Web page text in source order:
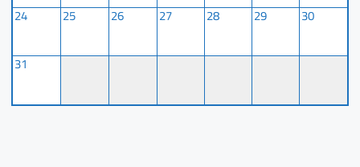
24 25 26 27 28 29 30
31